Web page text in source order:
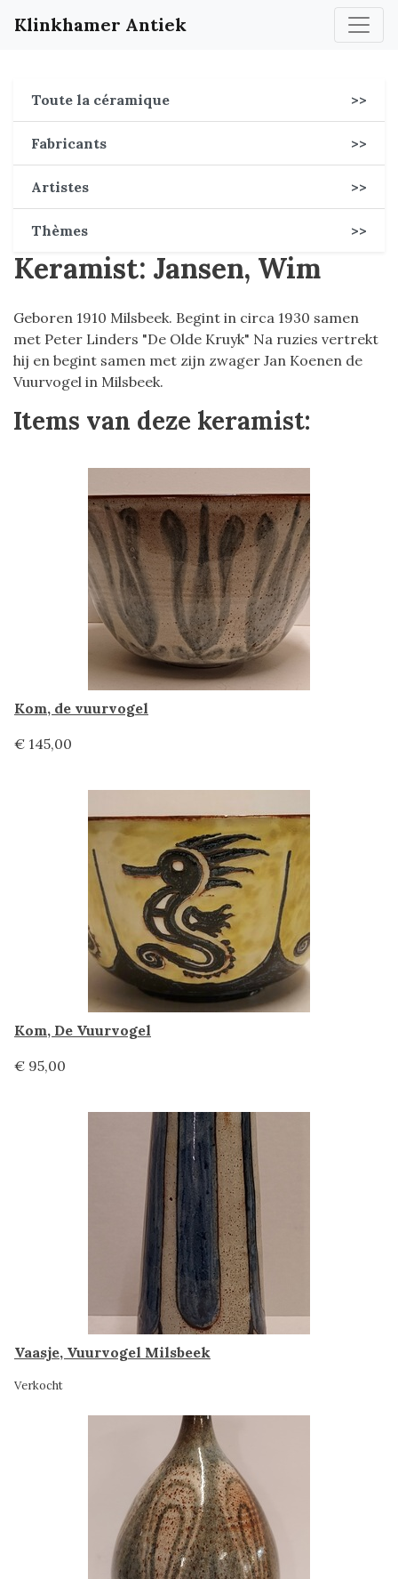
Klinkhamer Antiek
Toute la céramique >>
Fabricants >>
Artistes >>
Thèmes >>
Keramist: Jansen, Wim
Geboren 1910 Milsbeek. Begint in circa 1930 samen
met Peter Linders "De Olde Kruyk" Na ruzies vertrekt
hij en begint samen met zijn zwager Jan Koenen de
Vuurvogel in Milsbeek.
Items van deze keramist:
Kom, de vuurvogel
€ 145,00
Kom, De Vuurvogel
€ 95,00
Vaasje, Vuurvogel Milsbeek
Verkocht